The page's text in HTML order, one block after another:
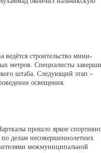
ведётся строительство мини-
метров. Специалисты
штаба. Следующий этап –
освещения.
прошло яркое
делам несовершеннолетних
межмуниципальной